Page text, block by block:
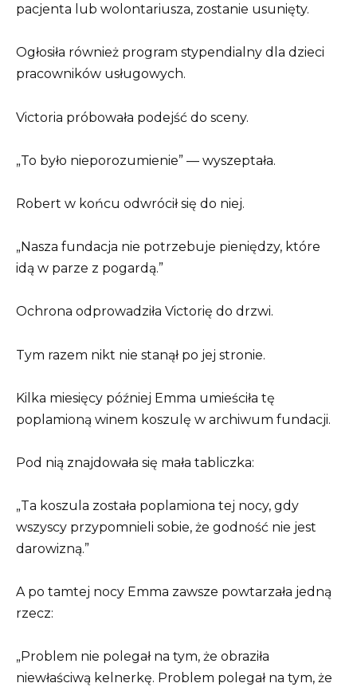
pacjenta lub wolontariusza, zostanie usunięty.
Ogłosiła również program stypendialny dla dzieci
pracowników usługowych.
Victoria próbowała podejść do sceny.
„To było nieporozumienie” — wyszeptała.
Robert w końcu odwrócił się do niej.
„Nasza fundacja nie potrzebuje pieniędzy, które
idą w parze z pogardą.”
Ochrona odprowadziła Victorię do drzwi.
Tym razem nikt nie stanął po jej stronie.
Kilka miesięcy później Emma umieściła tę
poplamioną winem koszulę w archiwum fundacji.
Pod nią znajdowała się mała tabliczka:
„Ta koszula została poplamiona tej nocy, gdy
wszyscy przypomnieli sobie, że godność nie jest
darowizną.”
A po tamtej nocy Emma zawsze powtarzała jedną
rzecz:
„Problem nie polegał na tym, że obraziła
niewłaściwą kelnerkę. Problem polegał na tym, że